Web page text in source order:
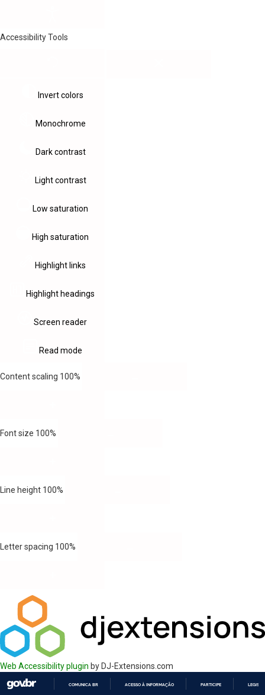
Accessibility Tools
Invert colors
Monochrome
Dark contrast
Light contrast
Low saturation
High saturation
Highlight links
Highlight headings
Screen reader
Read mode
Content scaling 100%
Font size 100%
Line height 100%
Letter spacing 100%
Web Accessibility plugin by DJ-Extensions.com
COMUNICA BR ACESSO À INFORMAÇÃO PARTICIPE